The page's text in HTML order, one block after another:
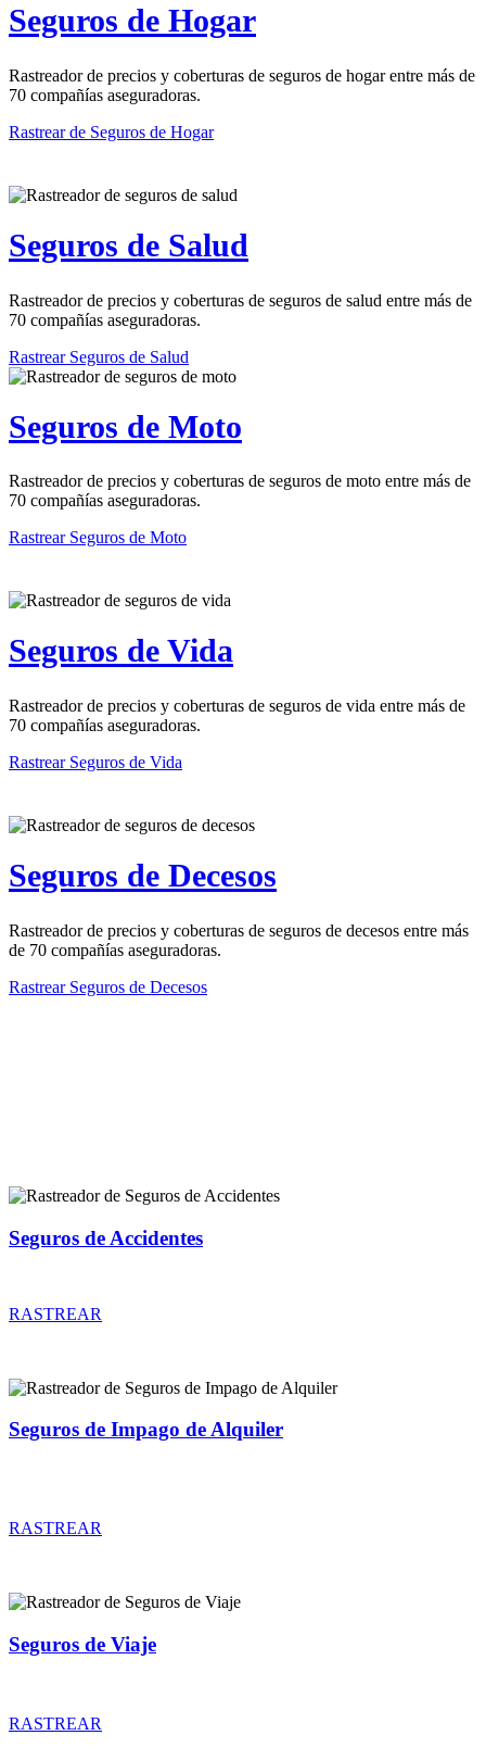
Seguros de Hogar
Rastreador de precios y coberturas de seguros de hogar entre más de
70 compañías aseguradoras.
Rastrear de Seguros de Hogar
Seguros de Salud
Rastreador de precios y coberturas de seguros de salud entre más de
70 compañías aseguradoras.
Rastrear Seguros de Salud
Seguros de Moto
Rastreador de precios y coberturas de seguros de moto entre más de
70 compañías aseguradoras.
Rastrear Seguros de Moto
Seguros de Vida
Rastreador de precios y coberturas de seguros de vida entre más de
70 compañías aseguradoras.
Rastrear Seguros de Vida
Seguros de Decesos
Rastreador de precios y coberturas de seguros de decesos entre más
de 70 compañías aseguradoras.
Rastrear Seguros de Decesos
Seguros de Accidentes
RASTREAR
Seguros de Impago de Alquiler
RASTREAR
Seguros de Viaje
RASTREAR